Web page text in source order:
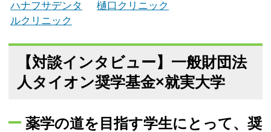
ハナフサデンタ
ルクリニック
樋口クリニック
【対談インタビュー】一般財団法
人タイオン奨学基金×就実大学
薬学の道を目指す学生にとって、奨